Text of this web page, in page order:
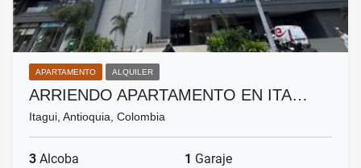
APARTAMENTO ALQUILER
ARRIENDO APARTAMENTO EN ITA…
Itagui, Antioquia, Colombia
3 Alcoba 1 Garaje